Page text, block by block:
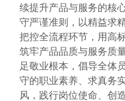
续提升产品与服务的核
守严谨准则，以精益求
把控全流程环节，用高
筑牢产品品质与服务质
足敬业根本，倡导全体
守的职业素养、求真务
风，践行岗位使命、创